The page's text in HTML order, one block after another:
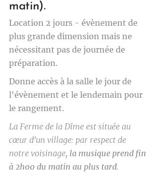
matin).
Location 2 jours - évènement de
plus grande dimension mais ne
nécessitant pas de journée de
préparation.
Donne accès à la salle le jour de
l'évènement et le lendemain pour
le rangement.
La Ferme de la Dîme est située au
cœur d'un village: par respect de
notre voisinage, la musique prend fin
à 2h00 du matin au plus tard.